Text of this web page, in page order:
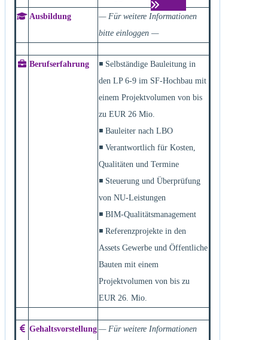
Ausbildung
— Für weitere Informationen
bitte einloggen —
Berufserfahrung
◾ Selbständige Bauleitung in
den LP 6-9 im SF-Hochbau mit
einem Projektvolumen von bis
zu EUR 26 Mio.
◾ Bauleiter nach LBO
◾ Verantwortlich für Kosten,
Qualitäten und Termine
◾ Steuerung und Überprüfung
von NU-Leistungen
◾ BIM-Qualitätsmanagement
◾ Referenzprojekte in den
Assets Gewerbe und Öffentliche
Bauten mit einem
Projektvolumen von bis zu
EUR 26. Mio.
Gehaltsvorstellung — Für weitere Informationen